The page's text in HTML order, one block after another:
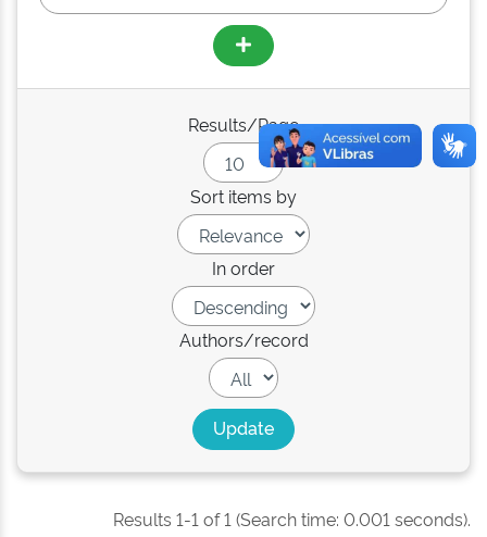
Results/Page
Sort items by
In order
Authors/record
Results 1-1 of 1 (Search time: 0.001 seconds).